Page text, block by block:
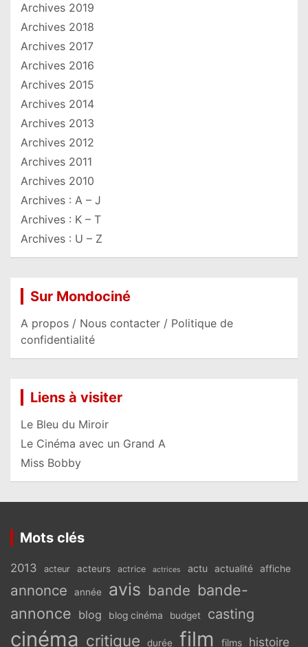
Archives 2019
Archives 2018
Archives 2017
Archives 2016
Archives 2015
Archives 2014
Archives 2013
Archives 2012
Archives 2011
Archives 2010
Archives : A – J
Archives : K – T
Archives : U – Z
Sur Mondociné
A propos / Nous contacter / Politique de
confidentialité
Liens à visiter
Le Bleu du Miroir
Le Cinéma avec un Grand A
Miss Bobby
Mots clés
2013 acteur acteurs actrice actrices actu actualité affiche
annonce année avis bande bande-
annonce blog blog cinéma budget casting
cinéma critique durée film films histoire